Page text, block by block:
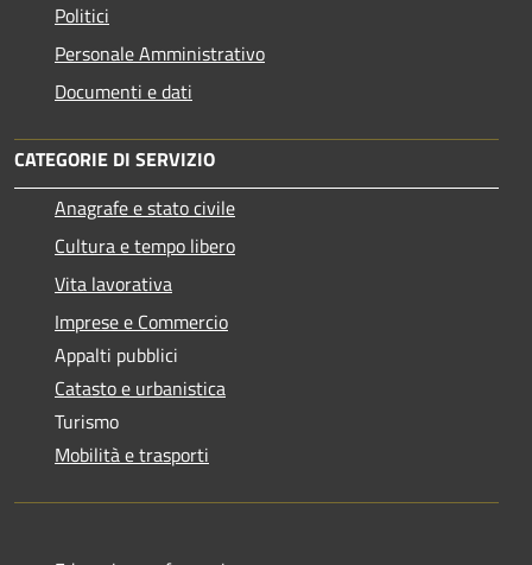
Politici
Personale Amministrativo
Documenti e dati
CATEGORIE DI SERVIZIO
Anagrafe e stato civile
Cultura e tempo libero
Vita lavorativa
Imprese e Commercio
Appalti pubblici
Catasto e urbanistica
Turismo
Mobilità e trasporti